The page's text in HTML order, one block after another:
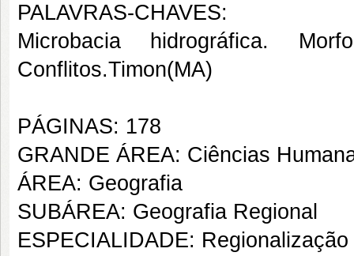
PALAVRAS-CHAVES:
Microbacia hidrográfica.
Conflitos.Timon(MA)
PÁGINAS: 178
GRANDE ÁREA: Ciências
ÁREA: Geografia
SUBÁREA: Geografia Regional
ESPECIALIDADE: Regionalização